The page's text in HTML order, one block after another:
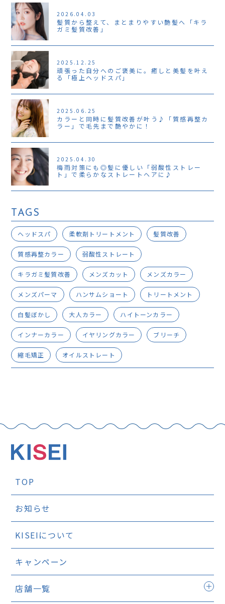
2026.04.03
髪質から整えて、まとまりやすい艶髪へ「キラ
ガミ髪質改善」
2025.12.25
頑張った自分へのご褒美に。癒しと美髪を叶え
る「極上ヘッドスパ」
2025.06.25
カラーと同時に髪質改善が叶う♪「質感再整カ
ラー」で毛先まで艶やかに！
2025.04.30
梅雨対策にも◎髪に優しい「弱酸性ストレー
ト」で柔らかなストレートヘアに♪
TAGS
ヘッドスパ 柔軟剤トリートメント 髪質改善
質感再整カラー 弱酸性ストレート
キラガミ髪質改善 メンズカット メンズカラー
メンズパーマ ハンサムショート トリートメント
白髪ぼかし 大人カラー ハイトーンカラー
インナーカラー イヤリングカラー ブリーチ
縮毛矯正 オイルストレート
TOP
お知らせ
KISEIについて
キャンペーン
店舗一覧